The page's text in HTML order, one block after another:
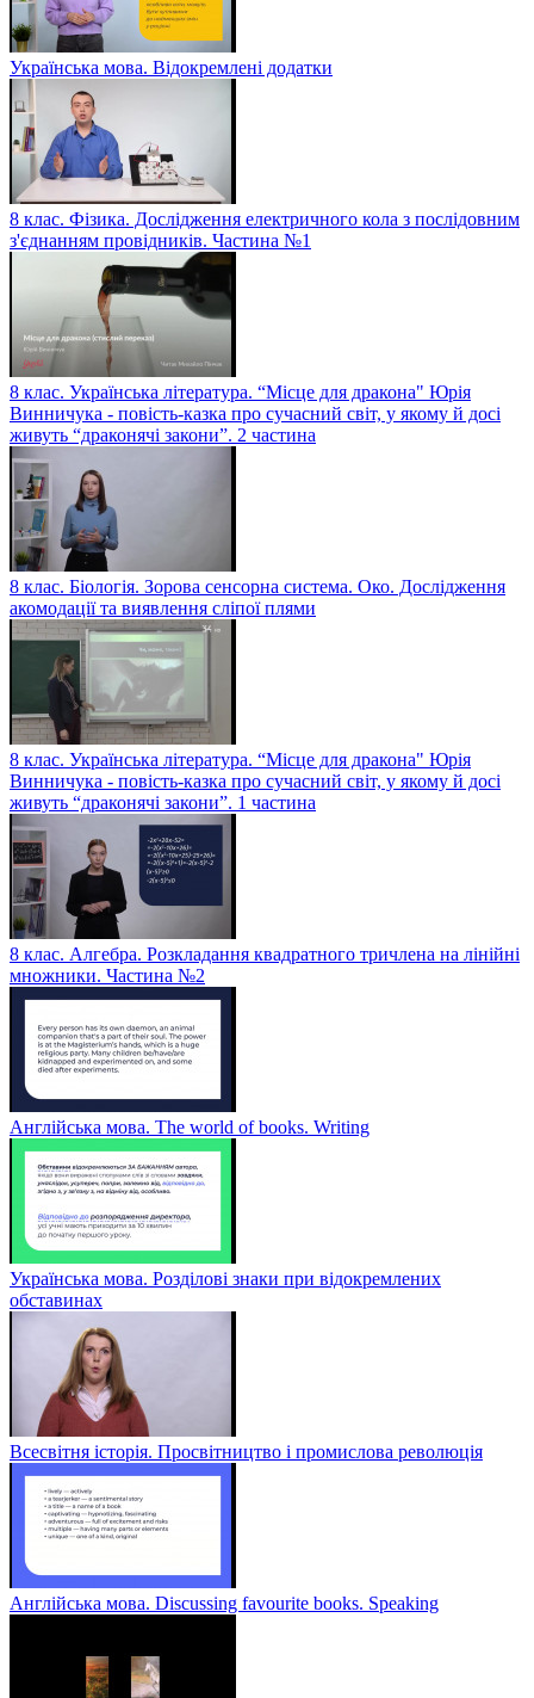
Українська мова. Відокремлені додатки
8 клас. Фізика. Дослідження електричного кола з послідовним
з'єднанням провідників. Частина №1
8 клас. Українська література. “Місце для дракона" Юрія
Винничука - повість-казка про сучасний світ, у якому й досі
живуть “драконячі закони”. 2 частина
8 клас. Біологія. Зорова сенсорна система. Око. Дослідження
акомодації та виявлення сліпої плями
8 клас. Українська література. “Місце для дракона" Юрія
Винничука - повість-казка про сучасний світ, у якому й досі
живуть “драконячі закони”. 1 частина
8 клас. Алгебра. Розкладання квадратного тричлена на лінійні
множники. Частина №2
Англійська мова. The world of books. Writing
Українська мова. Розділові знаки при відокремлених
обставинах
Всесвітня історія. Просвітництво і промислова революція
Англійська мова. Discussing favourite books. Speaking